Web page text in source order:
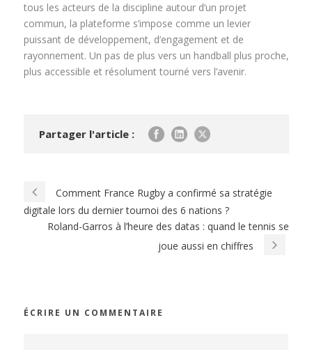
tous les acteurs de la discipline autour d’un projet
commun, la plateforme s’impose comme un levier
puissant de développement, d’engagement et de
rayonnement. Un pas de plus vers un handball plus proche,
plus accessible et résolument tourné vers l’avenir.
Partager l'article :
Comment France Rugby a confirmé sa stratégie
digitale lors du dernier tournoi des 6 nations ?
Roland-Garros à l’heure des datas : quand le tennis se
joue aussi en chiffres
ÉCRIRE UN COMMENTAIRE